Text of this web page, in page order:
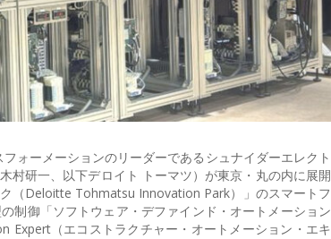
ォーメーションのリーダーであるシュナイダーエレクト
村研一、以下デロイト トーマツ）が東京・丸の内に展開
（Deloitte Tohmatsu Innovation Park）」のスマートフ
制御「ソフトウェア・デファインド・オートメーション
Expert（エコストラクチャー・オートメーション・エキ